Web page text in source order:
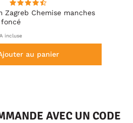
Zagreb Chemise manches
incluse
au panier
AVEC UN CODE